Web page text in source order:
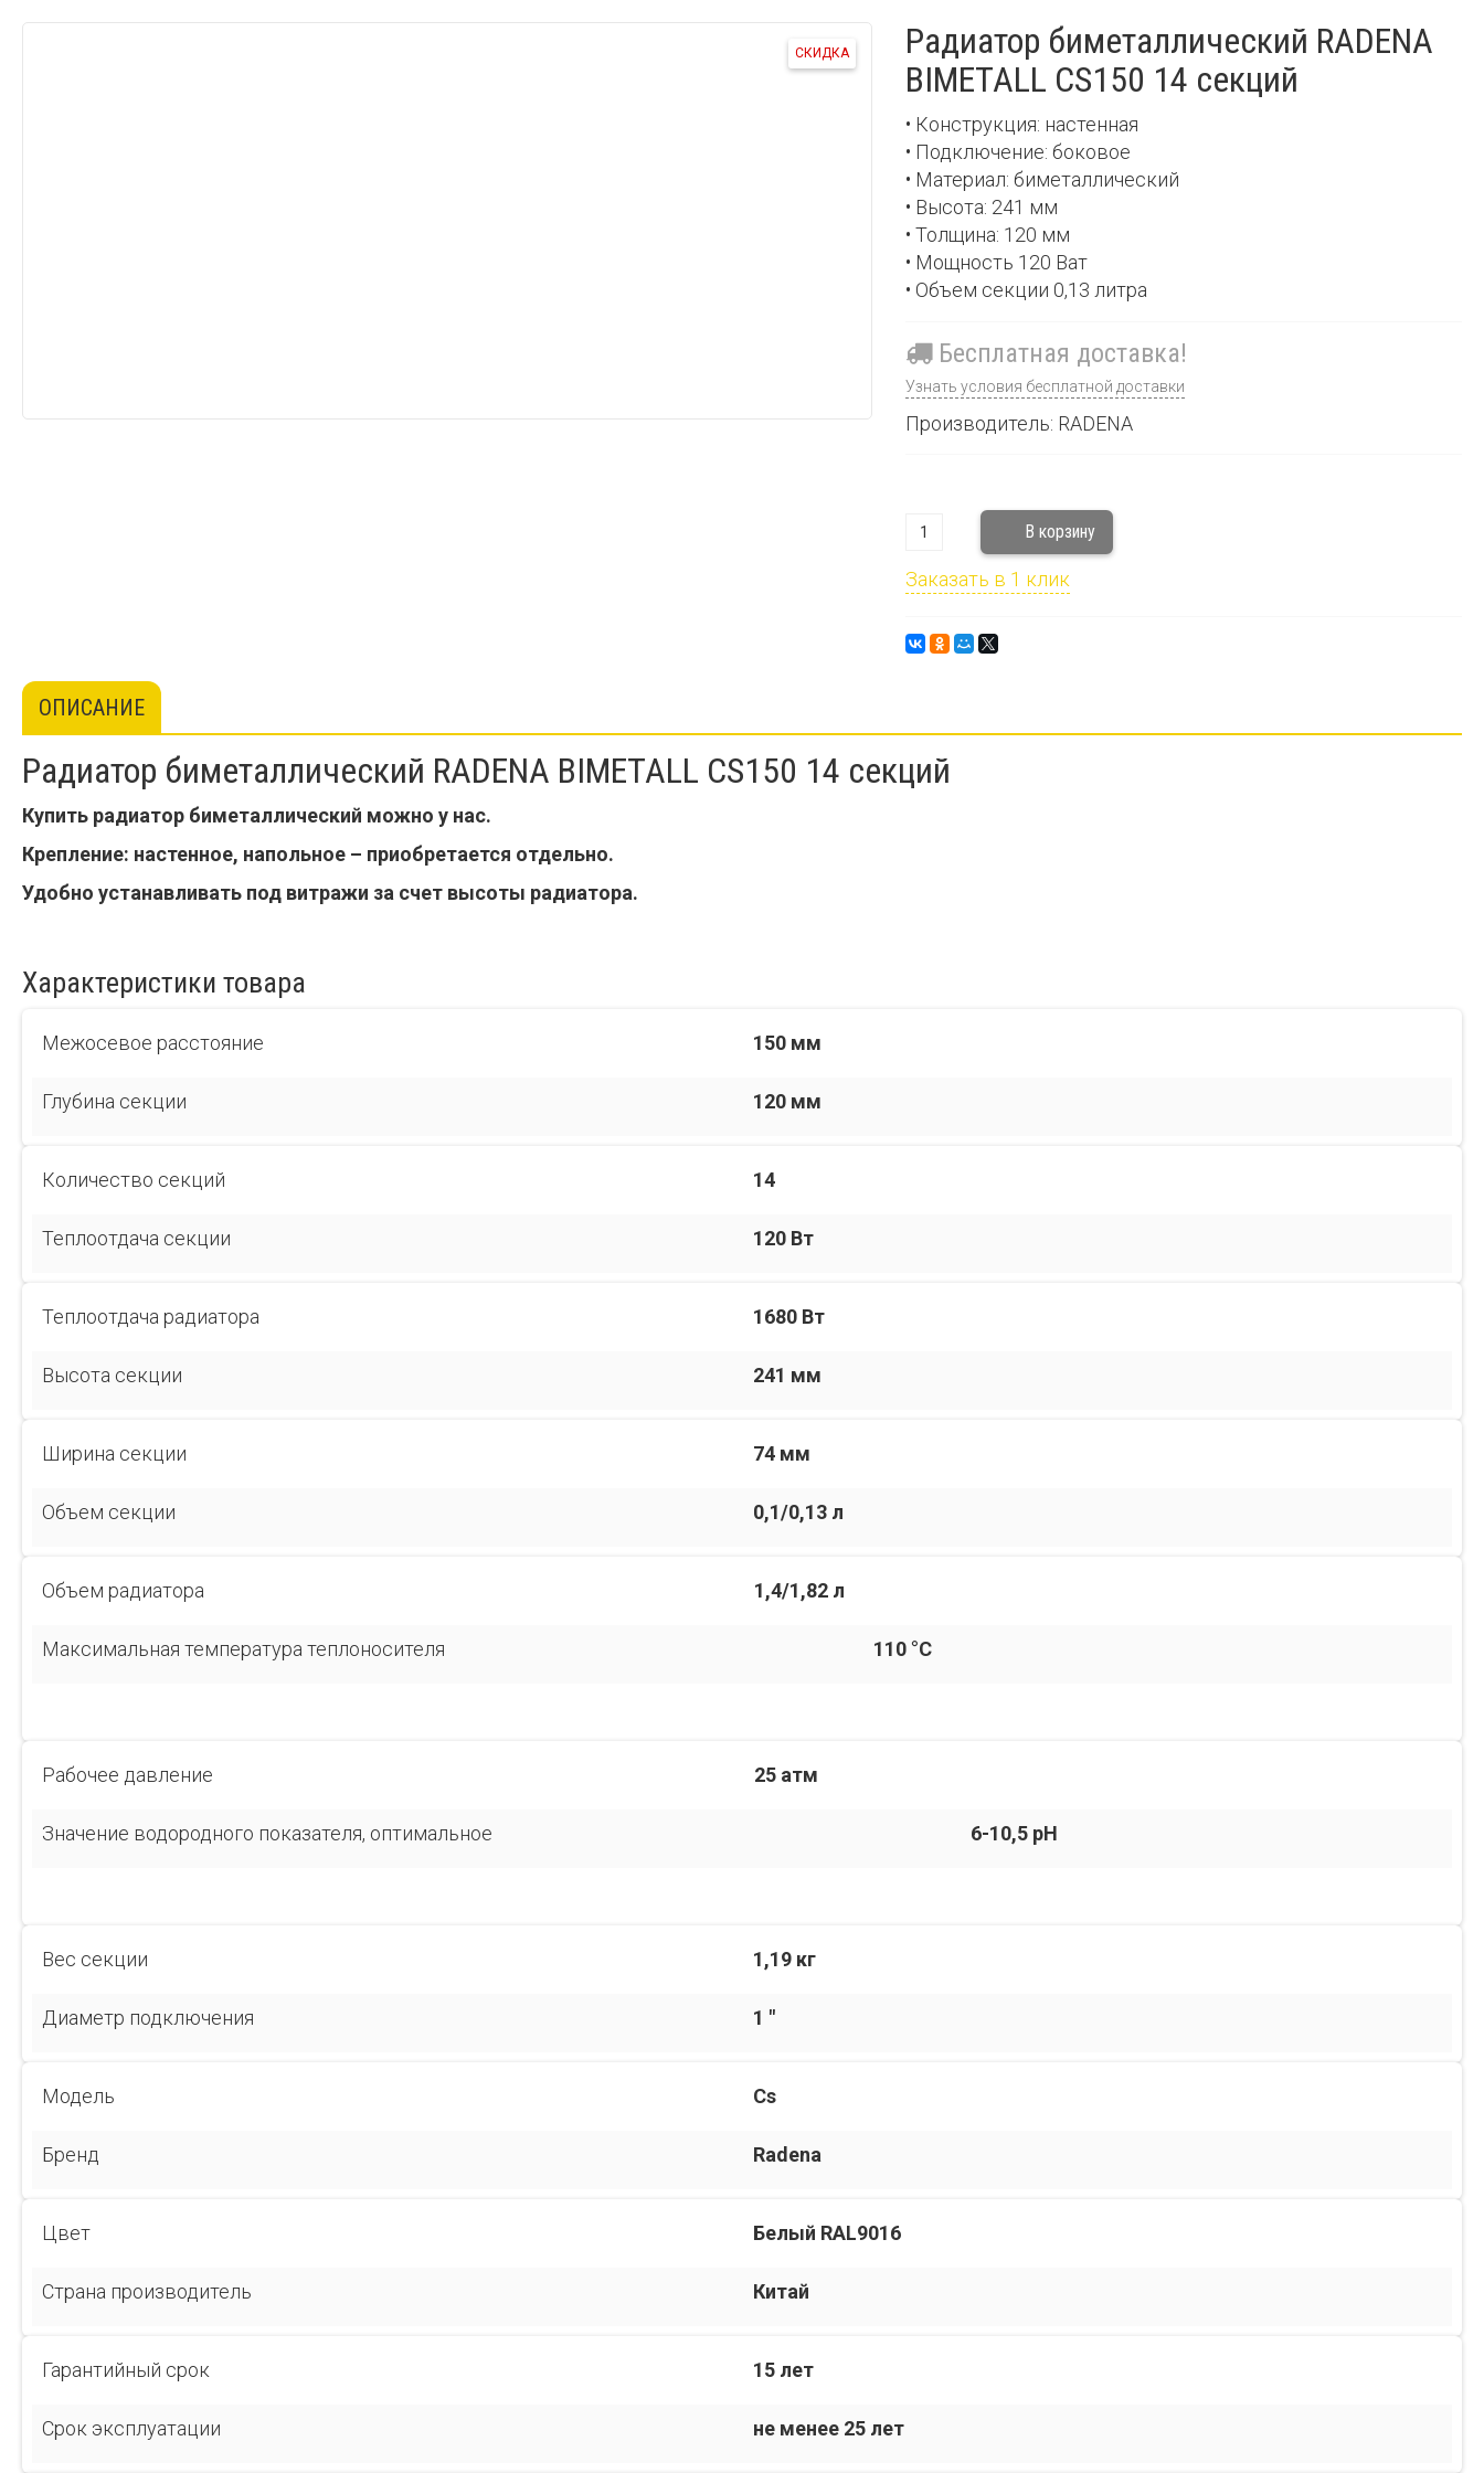
СКИДКА
Радиатор биметаллический RADENA
BIMETALL CS150 14 секций
• Конструкция: настенная
• Подключение: боковое
• Материал: биметаллический
• Высота: 241 мм
• Толщина: 120 мм
• Мощность 120 Ват
• Объем секции 0,13 литра
Бесплатная доставка!
Узнать условия бесплатной доставки
Производитель: RADENA
Заказать в 1 клик
ОПИСАНИЕ
Радиатор биметаллический RADENA BIMETALL CS150 14 секций
Купить радиатор биметаллический можно у нас.
Крепление: настенное, напольное – приобретается отдельно.
Удобно устанавливать под витражи за счет высоты радиатора.
Характеристики товара
Межосевое расстояние 150 мм
Глубина секции 120 мм
Количество секций 14
Теплоотдача секции 120 Вт
Теплоотдача радиатора 1680 Вт
Высота секции 241 мм
Ширина секции 74 мм
Объем секции 0,1/0,13 л
Объем радиатора 1,4/1,82 л
Максимальная температура теплоносителя 110 °С
Рабочее давление 25 атм
Значение водородного показателя, оптимальное 6-10,5 pH
Вес секции 1,19 кг
Диаметр подключения 1 "
Модель Cs
Бренд Radena
Цвет Белый RAL9016
Страна производитель Китай
Гарантийный срок 15 лет
Срок эксплуатации не менее 25 лет